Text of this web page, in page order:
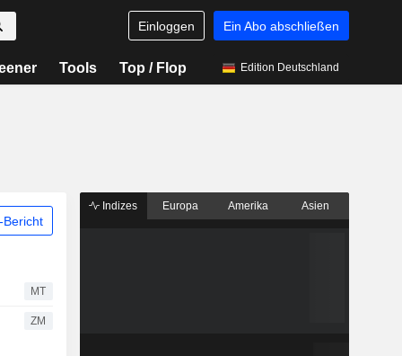
Einloggen Ein Abo abschließen
Tools Top / Flop Edition Deutschland
Bericht
MT
ZM
Indizes Europa Amerika Asien